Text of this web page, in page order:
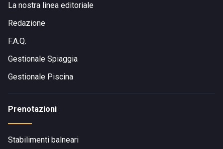
La nostra linea editoriale
Redazione
F.A.Q.
Gestionale Spiaggia
Gestionale Piscina
Prenotazioni
Stabilimenti balneari